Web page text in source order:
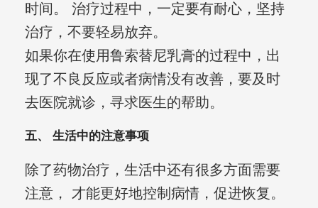
时间。 治疗过程中，一定要有耐心，坚持
治疗，不要轻易放弃。
如果你在使用鲁索替尼乳膏的过程中，出
现了不良反应或者病情没有改善，要及时
去医院就诊，寻求医生的帮助。
五、 生活中的注意事项
除了药物治疗，生活中还有很多方面需要
注意， 才能更好地控制病情，促进恢复。